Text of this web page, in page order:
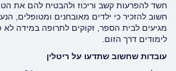
חשד להפרעות קשב וריכוז ולהבטיח להם את
חשוב להזכיר כי ילדים מאובחנים ומטופלים,
מגיעים לבית הספר, זקוקים לתרופה במידה
לימודים דרך הזום.
עובדות שחשוב שתדעו על ריטלין